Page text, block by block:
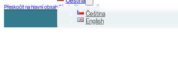
Přeskočit na hlavní obsahPřeskočit na zápatí
Čeština
English